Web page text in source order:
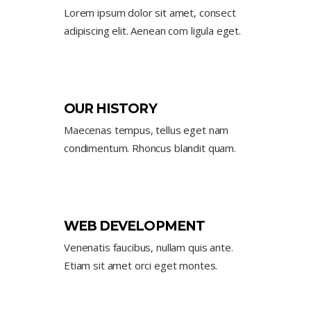
Lorem ipsum dolor sit amet, consect
adipiscing elit. Aenean com ligula eget.
OUR HISTORY
Maecenas tempus, tellus eget nam
condimentum. Rhoncus blandit quam.
WEB DEVELOPMENT
Venenatis faucibus, nullam quis ante.
Etiam sit amet orci eget montes.